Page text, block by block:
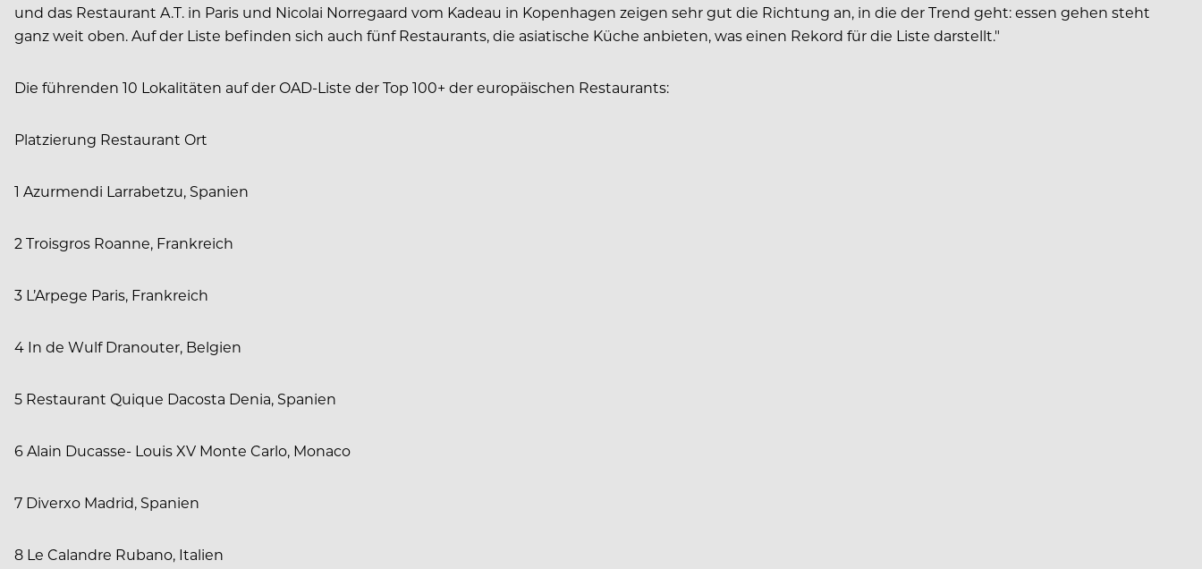
und das Restaurant A.T. in Paris und Nicolai Norregaard vom Kadeau in Kopenhagen zeigen sehr gut die Richtung an, in die der Trend geht: essen gehen steht
ganz weit oben. Auf der Liste befinden sich auch fünf Restaurants, die asiatische Küche anbieten, was einen Rekord für die Liste darstellt."
Die führenden 10 Lokalitäten auf der OAD-Liste der Top 100+ der europäischen Restaurants:
Platzierung Restaurant Ort
1 Azurmendi Larrabetzu, Spanien
2 Troisgros Roanne, Frankreich
3 L’Arpege Paris, Frankreich
4 In de Wulf Dranouter, Belgien
5 Restaurant Quique Dacosta Denia, Spanien
6 Alain Ducasse- Louis XV Monte Carlo, Monaco
7 Diverxo Madrid, Spanien
8 Le Calandre Rubano, Italien